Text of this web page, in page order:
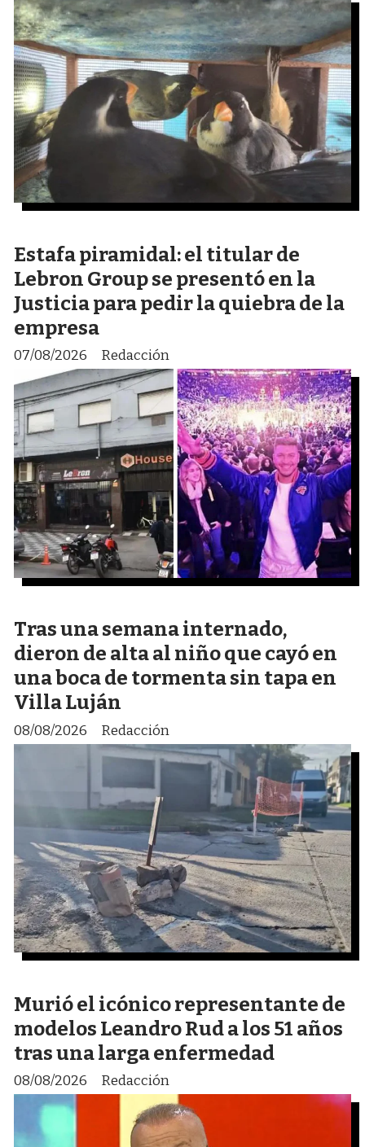
Estafa piramidal: el titular de
Lebron Group se presentó en la
Justicia para pedir la quiebra de la
empresa
Redacción
07/08/2026
Tras una semana internado,
dieron de alta al niño que cayó en
una boca de tormenta sin tapa en
Villa Luján
Redacción
08/08/2026
Murió el icónico representante de
modelos Leandro Rud a los 51 años
tras una larga enfermedad
Redacción
08/08/2026